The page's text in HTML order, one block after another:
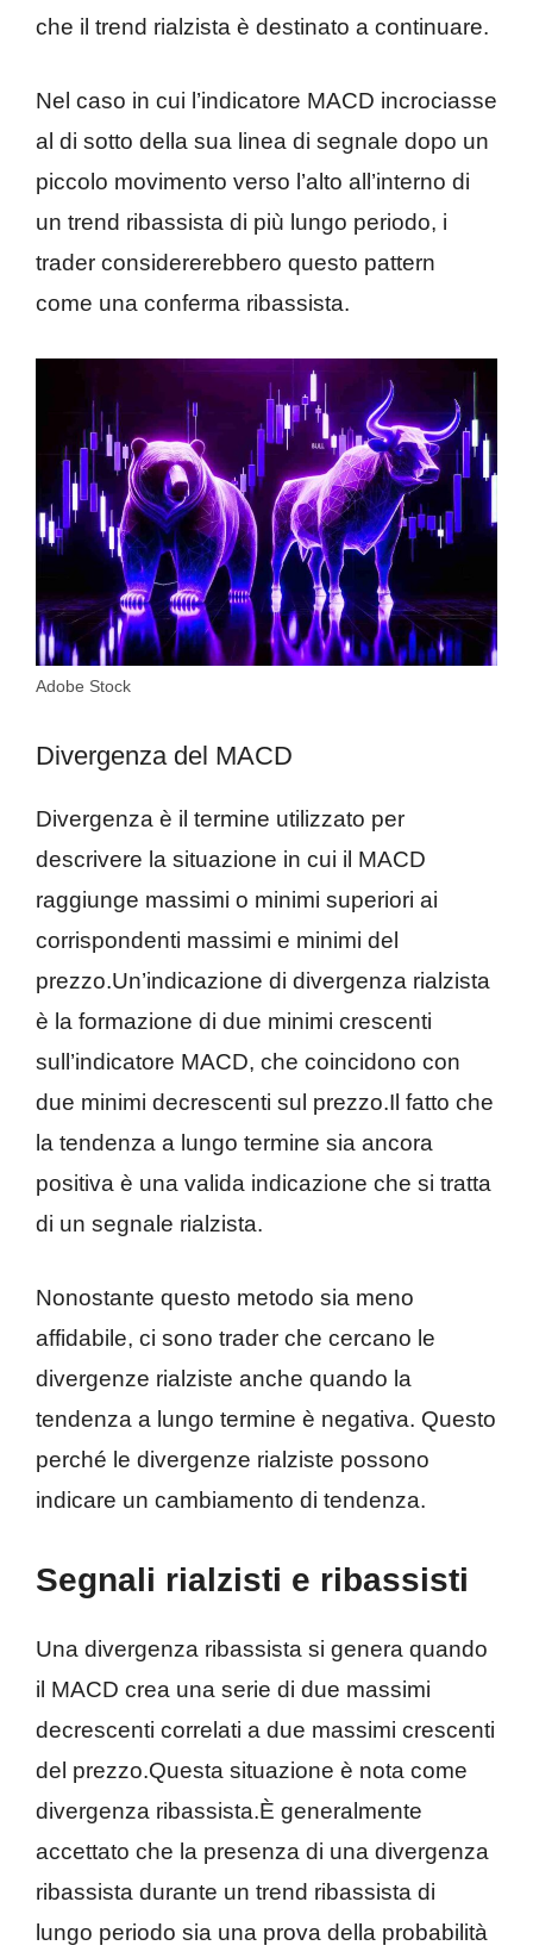
che il trend rialzista è destinato a continuare.
Nel caso in cui l’indicatore MACD incrociasse
al di sotto della sua linea di segnale dopo un
piccolo movimento verso l’alto all’interno di
un trend ribassista di più lungo periodo, i
trader considererebbero questo pattern
come una conferma ribassista.
Adobe Stock
Divergenza del MACD
Divergenza è il termine utilizzato per
descrivere la situazione in cui il MACD
raggiunge massimi o minimi superiori ai
corrispondenti massimi e minimi del
prezzo.Un’indicazione di divergenza rialzista
è la formazione di due minimi crescenti
sull’indicatore MACD, che coincidono con
due minimi decrescenti sul prezzo.Il fatto che
la tendenza a lungo termine sia ancora
positiva è una valida indicazione che si tratta
di un segnale rialzista.
Nonostante questo metodo sia meno
affidabile, ci sono trader che cercano le
divergenze rialziste anche quando la
tendenza a lungo termine è negativa. Questo
perché le divergenze rialziste possono
indicare un cambiamento di tendenza.
Segnali rialzisti e ribassisti
Una divergenza ribassista si genera quando
il MACD crea una serie di due massimi
decrescenti correlati a due massimi crescenti
del prezzo.Questa situazione è nota come
divergenza ribassista.È generalmente
accettato che la presenza di una divergenza
ribassista durante un trend ribassista di
lungo periodo sia una prova della probabilità